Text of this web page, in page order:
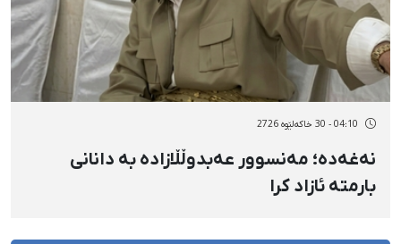
04:10 - 30 خاکەلێوه 2726
نەغەدە؛ مەنسوور عەبدوڵڵازادە بە دانانی
بارمتە ئازاد کرا